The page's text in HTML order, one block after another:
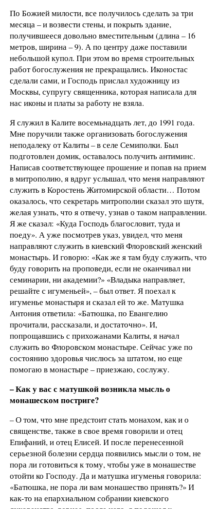
По Божией милости, все получилось сделать за три
месяца – и возвести стены, и покрыть здание,
получившееся довольно вместительным (длина – 16
метров, ширина – 9). А по центру даже поставили
небольшой купол. При этом во время строительных
работ богослужения не прекращались. Иконостас
сделали сами, и Господь прислал художницу из
Москвы, супругу священника, которая написала для
нас иконы и платы за работу не взяла.
Я служил в Калите восемьнадцать лет, до 1991 года.
Мне поручили также организовать богослужения
неподалеку от Калиты – в селе Семиполки. Был
подготовлен домик, оставалось получить антиминс.
Написав соответствующее прошение и попав на прием
в митрополию, я вдруг услышал, что меня направляют
служить в Коростень Житомирской области… Потом
оказалось, что секретарь митрополии сказал это шутя,
желая узнать, что я отвечу, узнав о таком направлении.
Я же сказал: «Куда Господь благословит, туда и
поеду». А уже посмотрев указ, увидел, что меня
направляют служить в киевский Флоровский женский
монастырь. И говорю: «Как же я там буду служить, что
буду говорить на проповеди, если не оканчивал ни
семинарии, ни академии?» «Владыка направляет,
решайте с игуменьей», – был ответ. Я поехал к
игуменье монастыря и сказал ей то же. Матушка
Антония ответила: «Батюшка, по Евангелию
прочитали, рассказали, и достаточно». И,
попрощавшись с прихожанами Калиты, я начал
служить во Флоровском монастыре. Сейчас уже по
состоянию здоровья числюсь за штатом, но еще
помогаю в монастыре – приезжаю, сослужу.
– Как у вас с матушкой возникла мысль о
монашеском постриге?
– О том, что мне предстоит стать монахом, как и о
священстве, также в свое время говорили и отец
Епифаний, и отец Елисей. И после перенесенной
серьезной болезни сердца появились мысли о том, не
пора ли готовиться к тому, чтобы уже в монашестве
отойти ко Господу. Да и матушка игуменья говорила:
«Батюшка, не пора ли вам монашество принять?» И
как-то на епархиальном собрании киевского